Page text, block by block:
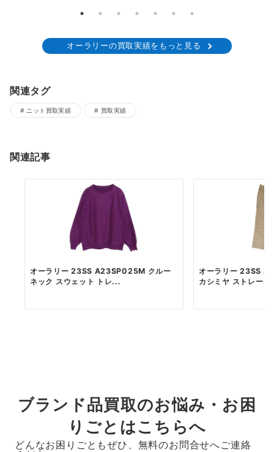
オーラリーの買取実績をもっと見る
関連タグ
ニット買取実績 買取実績
関連記事
オーラリー 23SS A23SP025M クルー
ネック スウェット トレ...
オーラリー 23SS
カシミヤ ストレー
ブランド品買取のお悩み・お困
りごとはこちらへ
どんなお困りごともぜひ、無料のお問合せへご連絡